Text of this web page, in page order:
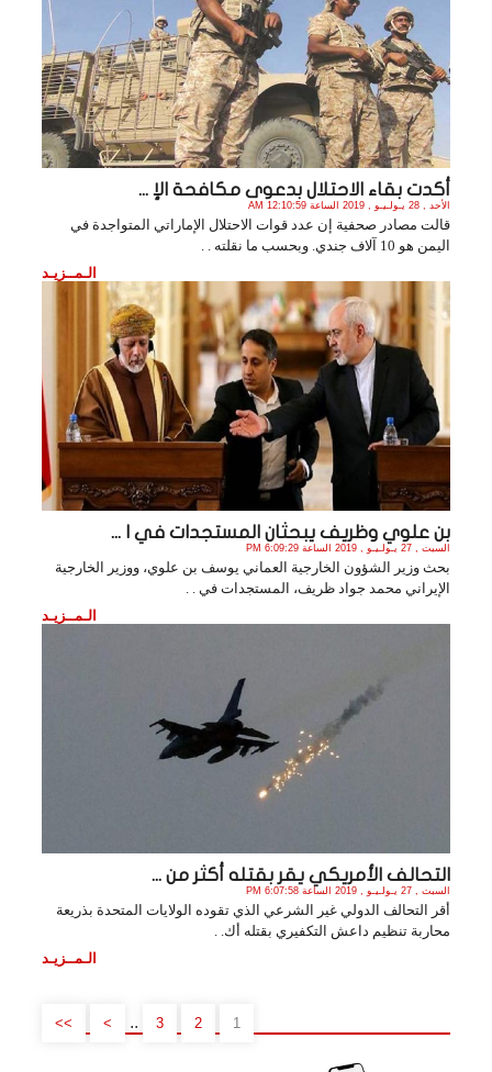
أكدت بقاء الاحتلال بدعوى مكافحة الإ ...
الأحد , 28 يـولـيـو , 2019 الساعة 12:10:59 AM
قالت مصادر صحفية إن عدد قوات الاحتلال الإماراتي المتواجدة في
اليمن هو 10 آلاف جندي. وبحسب ما نقلته . .
الـمــزيـد
بن علوي وظريف يبحثان المستجدات في ا ...
السبت , 27 يـولـيـو , 2019 الساعة 6:09:29 PM
بحث وزير الشؤون الخارجية العماني يوسف بن علوي، ووزير الخارجية
الإيراني محمد جواد ظريف، المستجدات في . .
الـمــزيـد
التحالف الأمريكي يقر بقتله أكثر من ...
السبت , 27 يـولـيـو , 2019 الساعة 6:07:58 PM
أقر التحالف الدولي غير الشرعي الذي تقوده الولايات المتحدة بذريعة
محاربة تنظيم داعش التكفيري بقتله أك. .
الـمــزيـد
1
2
3
..
>
>>